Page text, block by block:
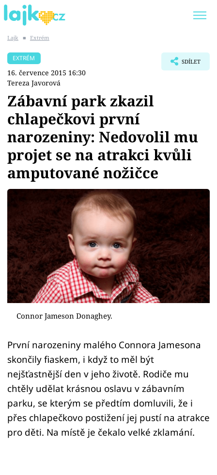
SHOPAHOLICADEL
Témata
Showbyznys
Youtubeři
Sex a vztahy
Videa
Sledujte prima+
Přihlášení
Lajk ■ Extrém
EXTRÉM
16. července 2015 16:30
Tereza Javorová
SDÍLET
Zábavní park zkazil
chlapečkovi první
narozeniny: Nedovolil mu
projet se na atrakci kvůli
amputované nožičce
Connor Jameson Donaghey.
První narozeniny malého Connora Jamesona
skončily fiaskem, i když to měl být
nejšťastnější den v jeho životě. Rodiče mu
chtěly udělat krásnou oslavu v zábavním
parku, se kterým se předtím domluvili, že i
přes chlapečkovo postižení jej pustí na atrakce
pro děti. Na místě je čekalo velké zklamání.